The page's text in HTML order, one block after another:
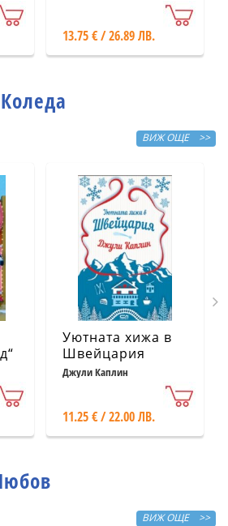
13.75 € / 26.89 ЛВ.
ВИЖ ОЩЕ >>
Уютната хижа в
Швейцария
Джули Каплин
11.25 € / 22.00 ЛВ.
ВИЖ ОЩЕ >>